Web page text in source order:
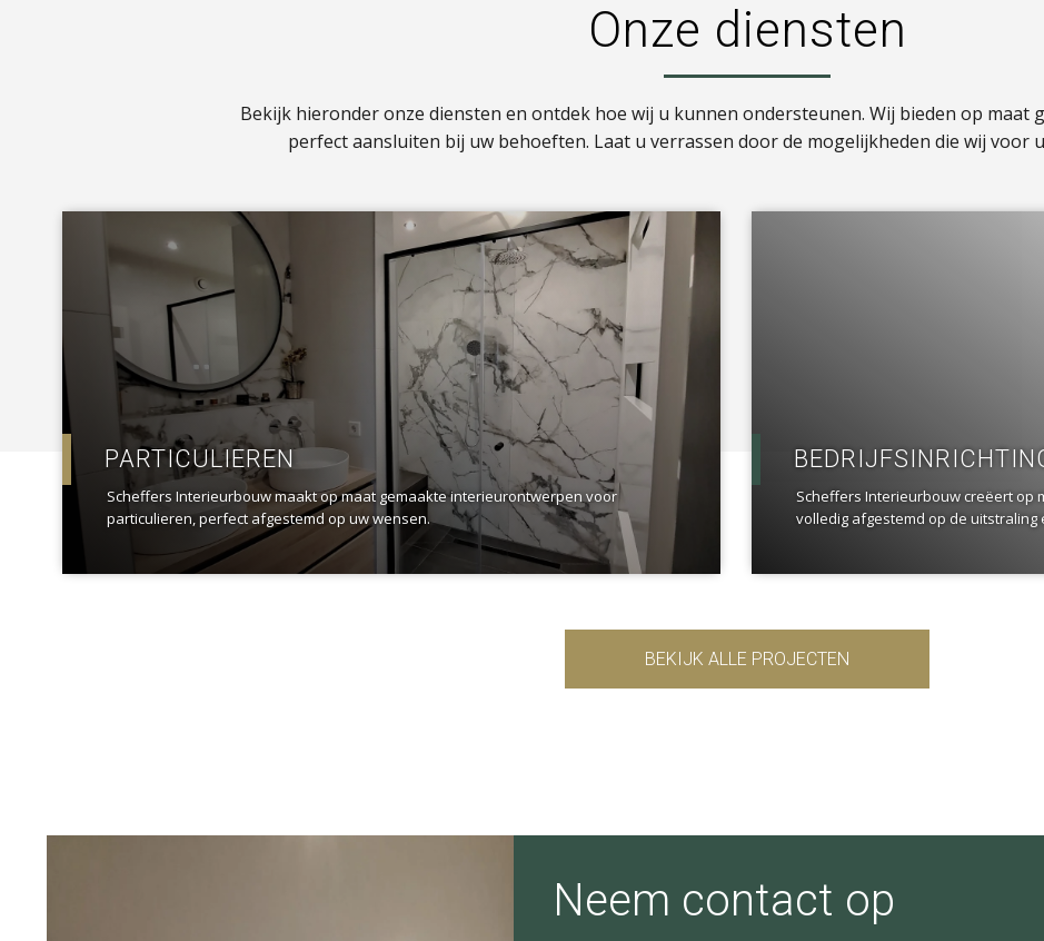
Onze diensten
Bekijk hieronder onze diensten en ontdek hoe wij u kunnen ondersteunen. Wij bieden op maat
perfect aansluiten bij uw behoeften. Laat u verrassen door de mogelijkheden die wij voor
PARTICULIEREN
Scheffers Interieurbouw maakt op maat gemaakte interieurontwerpen voor
particulieren, perfect afgestemd op uw wensen.
Scheffers Interieurbouw creëert op
volledig afgestemd op de
BEKIJK ALLE PROJECTEN
Neem contact op